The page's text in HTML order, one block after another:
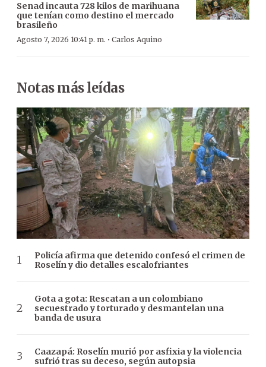
Senad incauta 728 kilos de marihuana
que tenían como destino el mercado
brasileño
Agosto 7, 2026 10:41 p. m. · Carlos Aquino
Notas más leídas
Policía afirma que detenido confesó el crimen de
Roselín y dio detalles escalofriantes
Gota a gota: Rescatan a un colombiano
secuestrado y torturado y desmantelan una
banda de usura
Caazapá: Roselín murió por asfixia y la violencia
sufrió tras su deceso, según autopsia